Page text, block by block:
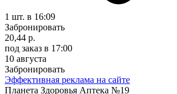
1 шт. в 16:09
Забронировать
20,44 р.
под заказ в 17:00
10 августа
Забронировать
Эффективная реклама на сайте
Планета Здоровья Аптека №19